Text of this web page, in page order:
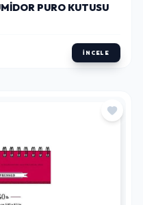
PURO KUTUSU
İNCELE